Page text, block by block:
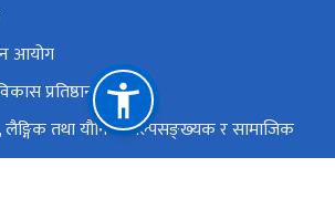
आयोग
प्रतिष्ठान
लैङ्गिक तथा यौनिक अल्पसङ्‍ख्‍यक र सामाजिक